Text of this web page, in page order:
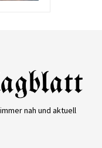
nah und aktuell